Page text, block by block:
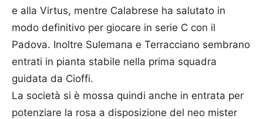
e alla Virtus, mentre Calabrese ha salutato in
modo definitivo per giocare in serie C con il
Padova. Inoltre Sulemana e Terracciano sembrano
entrati in pianta stabile nella prima squadra
guidata da Cioffi.
La società si è mossa quindi anche in entrata per
potenziare la rosa a disposizione del neo mister